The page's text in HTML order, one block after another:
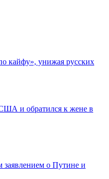
кайфу», унижая русских
и обратился к жене в
заявлением о Путине и